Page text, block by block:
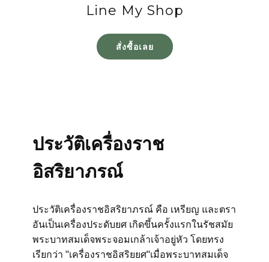
Line My Shop
สั่งซื้อเลย
ประวัติเครื่องราช
อิสริยาภรณ์
ประวัติเครื่องราชอิสริยาภรณ์ คือ เหรียญ และตรา
อันเป็นเครื่องประดับยศ เกิดขึ้นครั้งแรกในรัชสมัย
พระบาทสมเด็จพระจอมเกล้าเจ้าอยู่หัว โดยทรง
เรียกว่า "เครื่องราชอิสริยยศ"เมื่อพระบาทสมเด็จ